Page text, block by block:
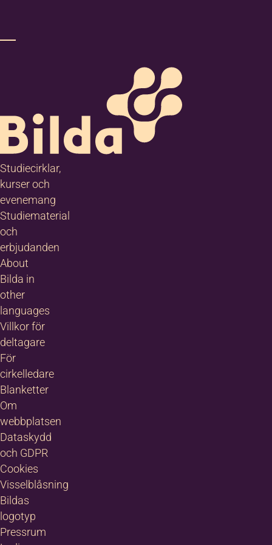
Studiecirklar,
kurser och
evenemang
Studiematerial
och
erbjudanden
About
Bilda in
other
languages
Villkor för
deltagare
För
cirkelledare
Blanketter
Om
webbplatsen
Dataskydd
och GDPR
Cookies
Visselblåsning
Bildas
logotyp
Pressrum